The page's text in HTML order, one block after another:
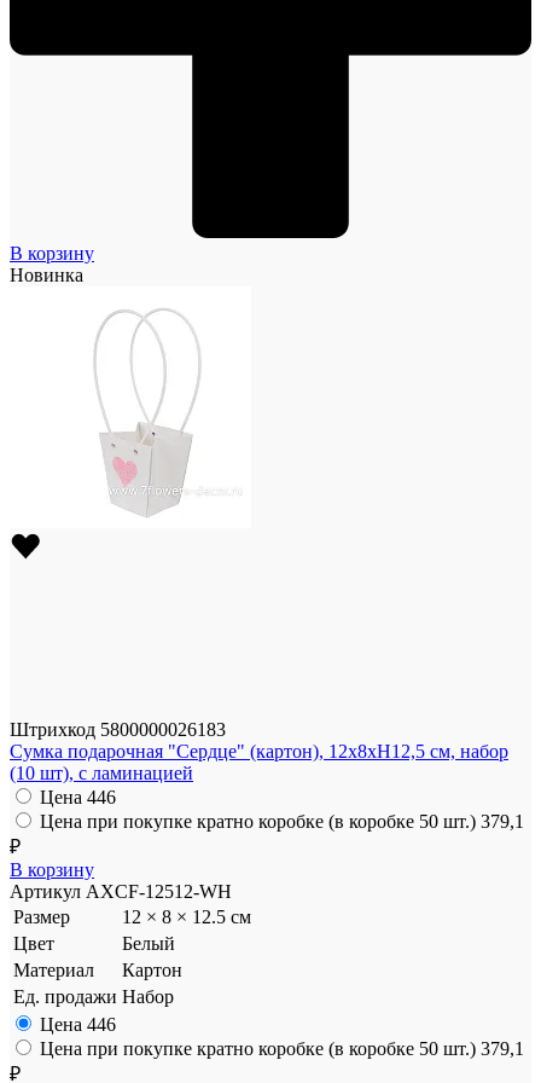
В корзину
Новинка
Штрихкод 5800000026183
Сумка подарочная "Сердце" (картон), 12x8xH12,5 см, набор
(10 шт), с ламинацией
Цена 446
Цена при покупке кратно коробке (в коробке 50 шт.) 379,1
₽
В корзину
Артикул AXCF-12512-WH
Размер
12 × 8 × 12.5 см
Цвет
Белый
Материал
Картон
Ед. продажи Набор
Цена 446
Цена при покупке кратно коробке (в коробке 50 шт.) 379,1
₽